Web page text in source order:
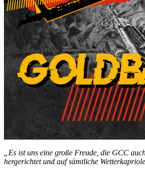
„Es ist uns eine große Freude, die GCC
hergerichtet und auf sämtliche